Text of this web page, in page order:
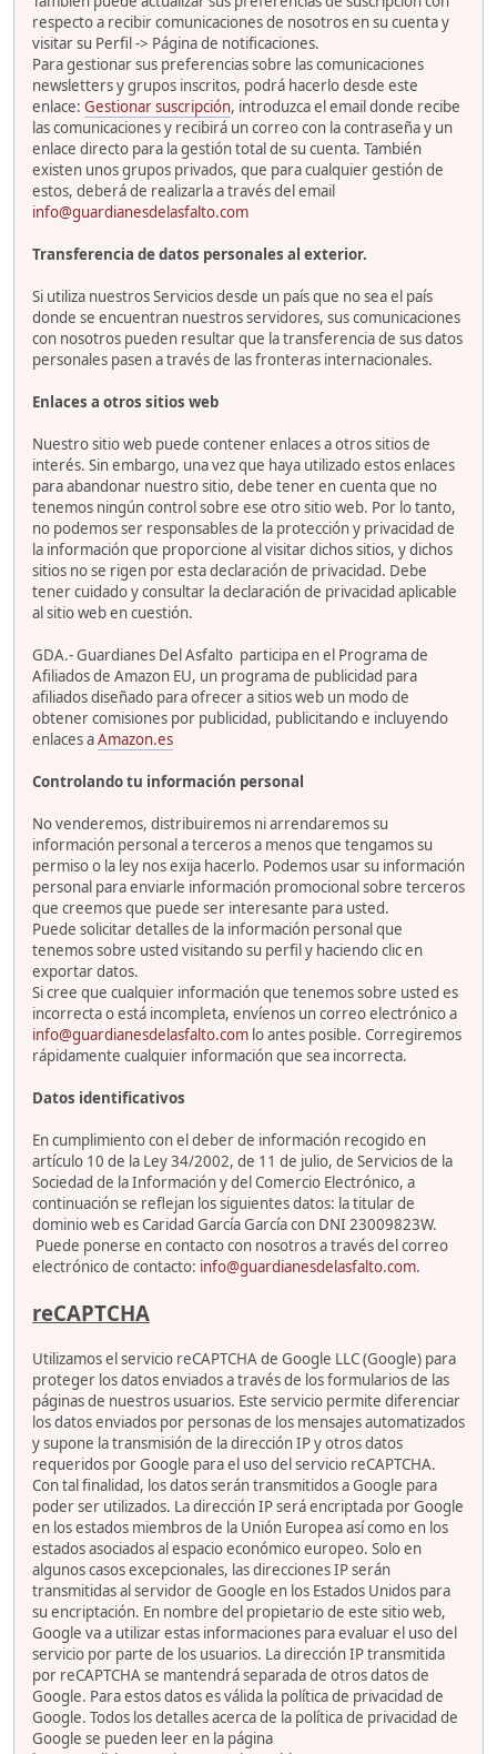
respecto a recibir comunicaciones de nosotros en su cuenta y
visitar su Perfil -> Página de notificaciones.
Para gestionar sus preferencias sobre las comunicaciones
newsletters y grupos inscritos, podrá hacerlo desde este
enlace: Gestionar suscripción, introduzca el email donde recibe
las comunicaciones y recibirá un correo con la contraseña y un
enlace directo para la gestión total de su cuenta. También
existen unos grupos privados, que para cualquier gestión de
estos, deberá de realizarla a través del email
info@guardianesdelasfalto.com
Transferencia de datos personales al exterior.
Si utiliza nuestros Servicios desde un país que no sea el país
donde se encuentran nuestros servidores, sus comunicaciones
con nosotros pueden resultar que la transferencia de sus datos
personales pasen a través de las fronteras internacionales.
Enlaces a otros sitios web
Nuestro sitio web puede contener enlaces a otros sitios de
interés. Sin embargo, una vez que haya utilizado estos enlaces
para abandonar nuestro sitio, debe tener en cuenta que no
tenemos ningún control sobre ese otro sitio web. Por lo tanto,
no podemos ser responsables de la protección y privacidad de
la información que proporcione al visitar dichos sitios, y dichos
sitios no se rigen por esta declaración de privacidad. Debe
tener cuidado y consultar la declaración de privacidad aplicable
al sitio web en cuestión.
GDA.- Guardianes Del Asfalto participa en el Programa de
Afiliados de Amazon EU, un programa de publicidad para
afiliados diseñado para ofrecer a sitios web un modo de
obtener comisiones por publicidad, publicitando e incluyendo
enlaces aAmazon.es
Controlando tu información personal
No venderemos, distribuiremos ni arrendaremos su
información personal a terceros a menos que tengamos su
permiso o la ley nos exija hacerlo. Podemos usar su información
personal para enviarle información promocional sobre terceros
que creemos que puede ser interesante para usted.
Puede solicitar detalles de la información personal que
tenemos sobre usted visitando su perfil y haciendo clic en
exportar datos.
Si cree que cualquier información que tenemos sobre usted es
incorrecta o está incompleta, envíenos un correo electrónico a
info@guardianesdelasfalto.com lo antes posible. Corregiremos
rápidamente cualquier información que sea incorrecta.
Datos identificativos
En cumplimiento con el deber de información recogido en
artículo 10 de la Ley 34/2002, de 11 de julio, de Servicios de la
Sociedad de la Información y del Comercio Electrónico, a
continuación se reflejan los siguientes datos: la titular de
dominio web es Caridad García García con DNI 23009823W.
Puede ponerse en contacto con nosotros a través del correo
electrónico de contacto: info@guardianesdelasfalto.com.
reCAPTCHA
Utilizamos el servicio reCAPTCHA de Google LLC (Google) para
proteger los datos enviados a través de los formularios de las
páginas de nuestros usuarios. Este servicio permite diferenciar
los datos enviados por personas de los mensajes automatizados
y supone la transmisión de la dirección IP y otros datos
requeridos por Google para el uso del servicio reCAPTCHA.
Con tal finalidad, los datos serán transmitidos a Google para
poder ser utilizados. La dirección IP será encriptada por Google
en los estados miembros de la Unión Europea así como en los
estados asociados al espacio económico europeo. Solo en
algunos casos excepcionales, las direcciones IP serán
transmitidas al servidor de Google en los Estados Unidos para
su encriptación. En nombre del propietario de este sitio web,
Google va a utilizar estas informaciones para evaluar el uso del
servicio por parte de los usuarios. La dirección IP transmitida
por reCAPTCHA se mantendrá separada de otros datos de
Google. Para estos datos es válida la política de privacidad de
Google. Todos los detalles acerca de la política de privacidad de
Google se pueden leer en la página